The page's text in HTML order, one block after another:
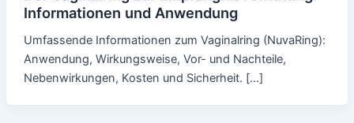
Informationen und Anwendung
Umfassende Informationen zum Vaginalring (NuvaRing):
Anwendung, Wirkungsweise, Vor- und Nachteile,
Nebenwirkungen, Kosten und Sicherheit. […]